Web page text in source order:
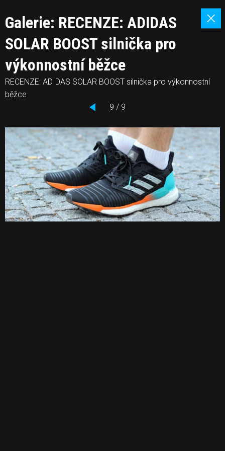
Galerie: RECENZE: ADIDAS
SOLAR BOOST silnička pro
výkonnostní běžce
RECENZE: ADIDAS SOLAR BOOST silnička pro výkonnostní
běžce
9 / 9